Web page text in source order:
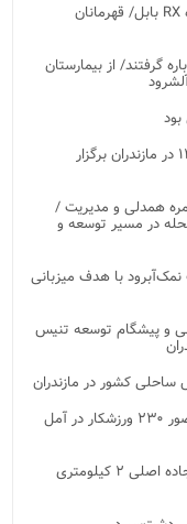
رقابت نفسگیر ۲۰ ورزشکار حرفه ای در باشگاه RX بابل/ قهرمانان
گرفتند/ از بیمارستان
رویدادهای شاخص هنری در نیمه نخست ۱۴۰۵ در مازندران برگزار
همدلی و مدیریت /
در مسیر توسعه و
با هدف میزبانی
و پیشگام توسعه تنیس
رقابت‌های کشتی آزاد پیشکسوتان کشور با حضور ۲۳۰ ورزشکار در آمل
پایان پروژه نیمه‌تمام ۱۵ ساله پارک و تکمیل جاده اصلی ۲ کیلومتری